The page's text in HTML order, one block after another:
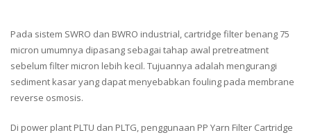
Pada sistem SWRO dan BWRO industrial, cartridge filter benang 75
micron umumnya dipasang sebagai tahap awal pretreatment
sebelum filter micron lebih kecil. Tujuannya adalah mengurangi
sediment kasar yang dapat menyebabkan fouling pada membrane
reverse osmosis.
Di power plant PLTU dan PLTG, penggunaan PP Yarn Filter Cartridge